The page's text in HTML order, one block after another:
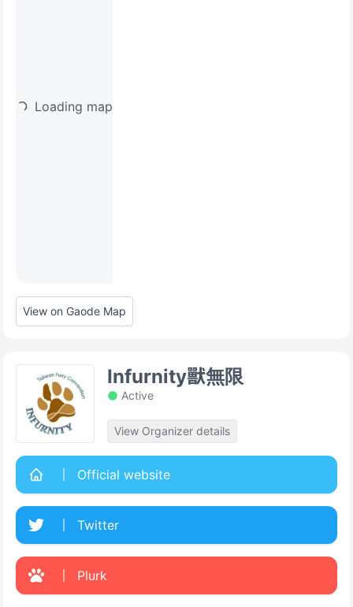
Loading map
View on Gaode Map
Infurnity獸無限
Active
View Organizer details
Official website
Twitter
Plurk